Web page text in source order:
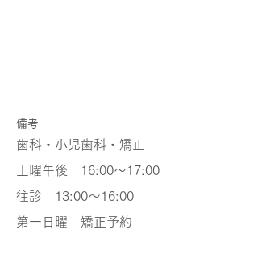
​備考
歯科・小児歯科・矯正
土曜午後 16:00～17:00
往診 13:00～16:00
第一日曜 矯正予約